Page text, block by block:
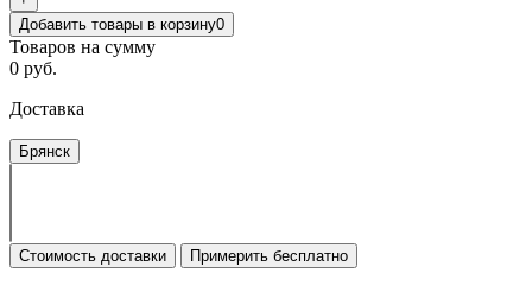
Добавить товары в корзину0
Товаров на сумму
0 руб.
Доставка
Брянск
Стоимость доставки Примерить бесплатно